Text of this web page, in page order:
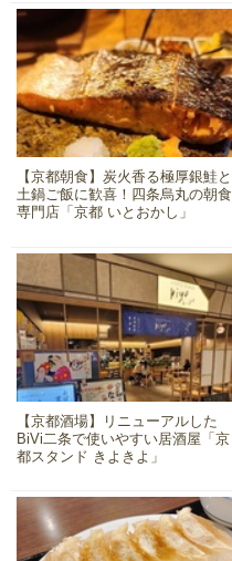
【京都朝食】炭火香る極厚銀鮭と
土鍋ご飯に歓喜！四条烏丸の朝食
専門店「京都 いとおかし」
【京都酒場】リニューアルした
BiVi二条で使いやすい居酒屋「京
都スタンド きよきよ」